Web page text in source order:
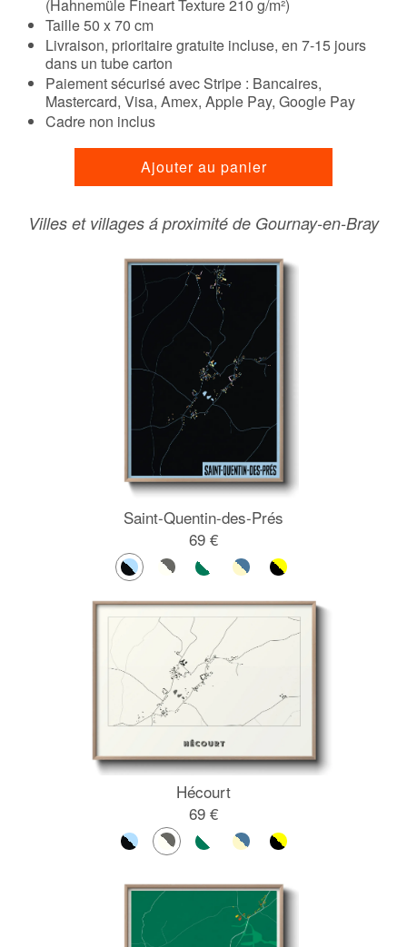
(Hahnemüle Fineart Texture 210 g/m²)
Taille 50 x 70 cm
Livraison, prioritaire gratuite incluse, en 7-15 jours
dans un tube carton
Paiement sécurisé avec Stripe : Bancaires,
Mastercard, Visa, Amex, Apple Pay, Google Pay
Cadre non inclus
Ajouter au panier
Villes et villages á proximité de Gournay-en-Bray
Saint-Quentin-des-Prés
69 €
Hécourt
69 €